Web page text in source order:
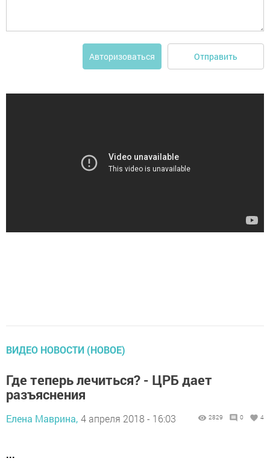
Авторизоваться Отправить
ВИДЕО НОВОСТИ (НОВОЕ)
Где теперь лечиться? - ЦРБ дает
разъяснения
Елена Маврина, 4 апреля 2018 - 16:03 2829 0 4
...